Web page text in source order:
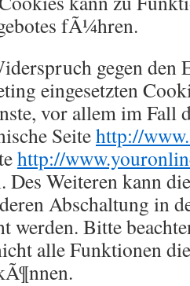
fÃ¼hren.
gegen den
eingesetzten
vor allem im Fall
Seitehttp://
http://
Weiteren kann
Abschaltung in
werden. Bitte
alle Funktionen